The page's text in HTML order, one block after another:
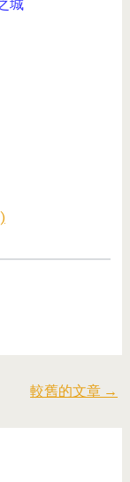
城
較舊的文章 →